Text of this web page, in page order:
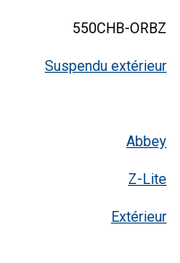
550CHB-ORBZ
Suspendu extérieur
Abbey
Z-Lite
Extérieur